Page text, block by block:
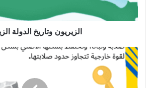
الزيريون وتاريخ الدولة
بحث
حول
الأجسام